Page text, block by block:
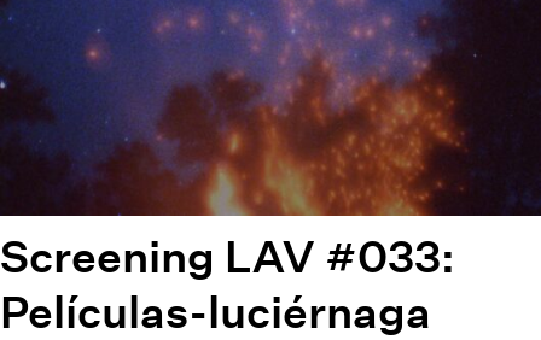
Screening LAV #033:
Películas-luciérnaga